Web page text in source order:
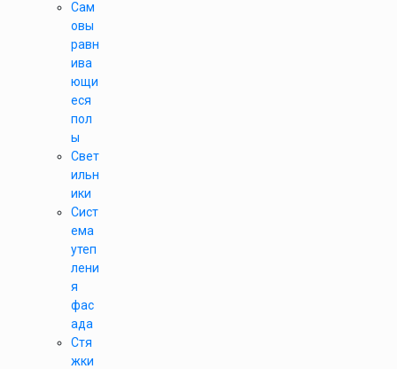
Сам
овы
равн
ива
ющи
еся
пол
ы
Свет
ильн
ики
Сист
ема
утеп
лени
я
фас
ада
Стя
жки